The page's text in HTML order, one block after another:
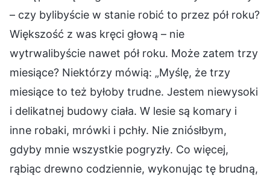
– czy bylibyście w stanie robić to przez pół roku?
Większość z was kręci głową – nie
wytrwalibyście nawet pół roku. Może zatem trzy
miesiące? Niektórzy mówią: „Myślę, że trzy
miesiące to też byłoby trudne. Jestem niewysoki
i delikatnej budowy ciała. W lesie są komary i
inne robaki, mrówki i pchły. Nie zniósłbym,
gdyby mnie wszystkie pogryzły. Co więcej,
rąbiąc drewno codziennie, wykonując tę brudną,